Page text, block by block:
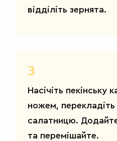
відділіть зернята.
3
Насічіть пекінську
ножем, перекладіть
салатницю.
та перемішайте.